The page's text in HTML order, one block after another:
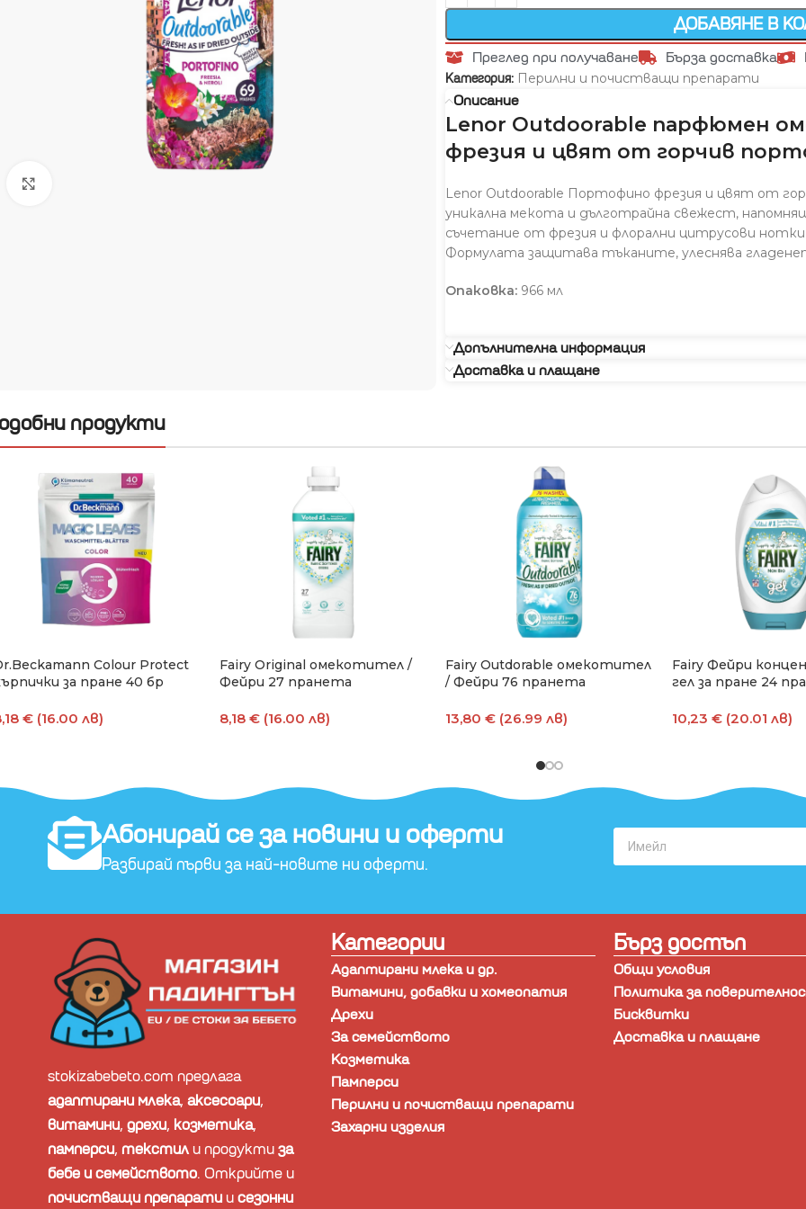
ДОБАВЯНЕ В
Преглед при получаване Бърза доставка
Категория: Перилни и почистващи препарати
Описание
Lenor Outdoorable парфюмен
фрезия и цвят от горчив
Lenor Outdoorable Портофино фрезия и цвят от
уникална мекота и дълготрайна свежест,
съчетание от фрезия и флорални цитрусови
Формулата защитава тъканите, улеснява
Опаковка: 966 мл
Допълнителна информация
Доставка и плащане
продукти
Colour Protect
за пране 40 бр
€ (16.00 лв)
Fairy Original омекотител /
Фейри 27 пранета
8,18 € (16.00 лв)
Fairy Outdorable омекотител
/ Фейри 76 пранета
13,80 € (26.99 лв)
Fairy Фейри
гел за пране 24
10,23 € (20.01 лв)
Абонирай се за новини и оферти​
Разбирай първи за най-новите ни оферти.
stokizabebeto.com предлага
адаптирани млека,аксесоари,
витамини,дрехи, козметика,
памперси, текстили продуктиза
бебе и семейството. Открийте и
почистващи препарати исезонни
Категории
Адаптирани млека и др.
Витамини, добавки и хомеопатия
Дрехи
За семейството
Козметика
Памперси
Перилни и почистващи препарати
Захарни изделия
Бърз достъп
Общи условия
Политика за
Бисквитки
Доставка и плащане